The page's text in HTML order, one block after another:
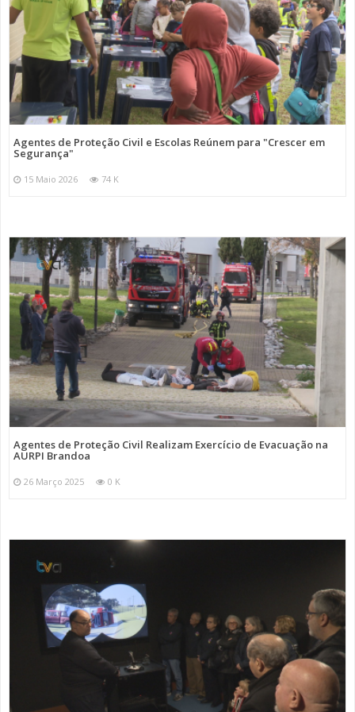
Agentes de Proteção Civil e Escolas Reúnem para "Crescer em
Segurança"
15 Maio 2026 74 K
Agentes de Proteção Civil Realizam Exercício de Evacuação na
AURPI Brandoa
26 Março 2025 0 K